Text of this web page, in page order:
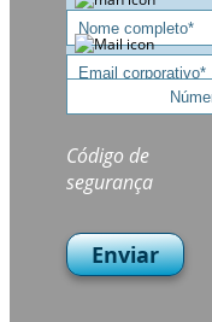
Código de
segurança
Enviar